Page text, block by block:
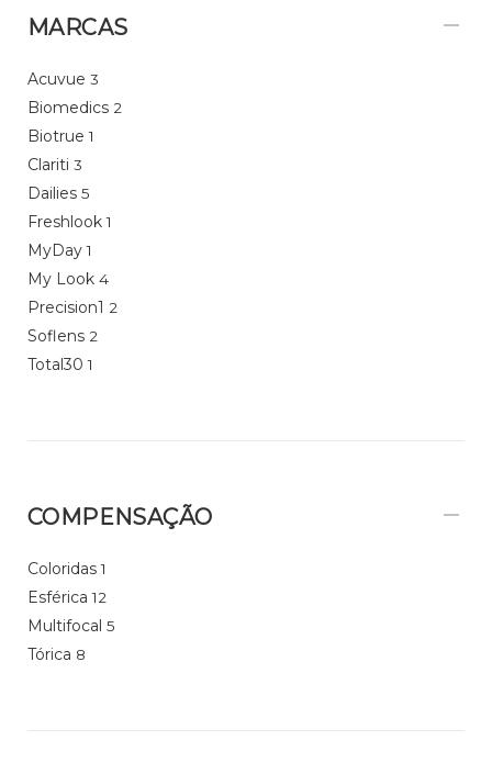
MARCAS
Acuvue 3
Biomedics 2
Biotrue 1
Clariti 3
Dailies 5
Freshlook 1
MyDay 1
My Look 4
Precision1 2
Soflens 2
Total30 1
COMPENSAÇÃO
Coloridas 1
Esférica 12
Multifocal 5
Tórica 8